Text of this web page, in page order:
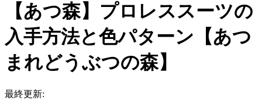
【あつ森】プロレススーツの
入手方法と色パターン【あつ
まれどうぶつの森】
最終更新: